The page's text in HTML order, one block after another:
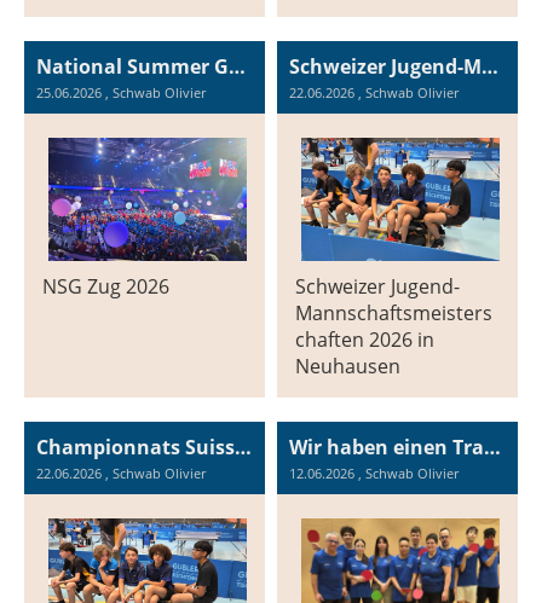
National Summer Games Zug 2026, le film / der Film
25.06.2026 , Schwab Olivier
NSG Zug 2026
Schweizer Jugend-Mannschaftsmeisterschaften 2026 in Neuhausen, von 20. bis 21.06.2026
22.06.2026 , Schwab Olivier
Schweizer Jugend-
Mannschaftsmeisters
chaften 2026 in
Neuhausen
Championnats Suisse Jeunesse par équipes 2026 à Neuhausen, du 20 au 21.06.2026
22.06.2026 , Schwab Olivier
Wir haben einen Traum, Malmö in September 2026
12.06.2026 , Schwab Olivier